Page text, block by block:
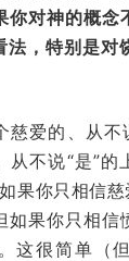
你对神的概念
，特别是对
慈爱的、从不
从不说“是”的
果你只相信慈
如果你只相信
这很简单（